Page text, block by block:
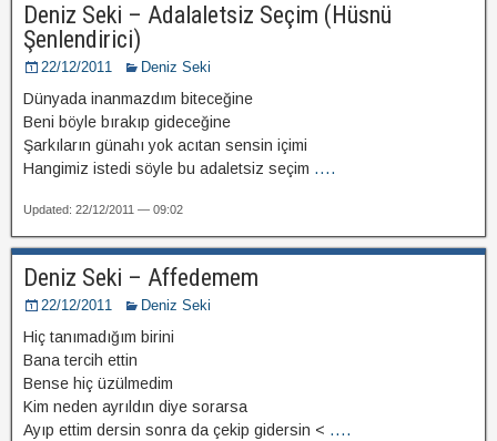
Deniz Seki – Adalaletsiz Seçim (Hüsnü
Şenlendirici)
22/12/2011 Deniz Seki
Dünyada inanmazdım biteceğine
Beni böyle bırakıp gideceğine
Şarkıların günahı yok acıtan sensin içimi
Hangimiz istedi söyle bu adaletsiz seçim ....
Updated: 22/12/2011 — 09:02
Deniz Seki – Affedemem
22/12/2011 Deniz Seki
Hiç tanımadığım birini
Bana tercih ettin
Bense hiç üzülmedim
Kim neden ayrıldın diye sorarsa
Ayıp ettim dersin sonra da çekip gidersin < ....